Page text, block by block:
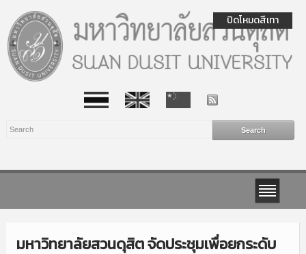
มหาวิทยาลัยสวนดุสิต จัดประชุมเพื่อยกระดับ
ปิดโหมดสีเทา